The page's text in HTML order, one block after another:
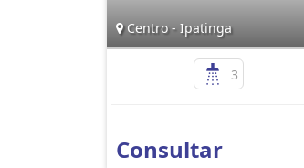
Centro - Ipatinga
3
Consultar